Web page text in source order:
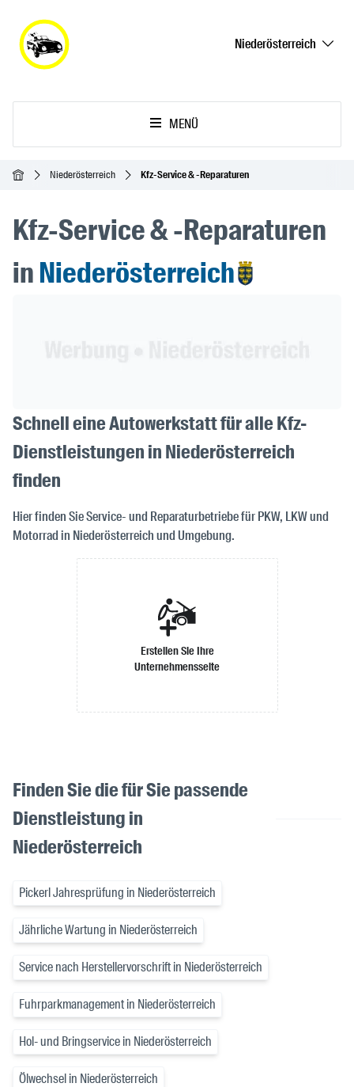
Niederösterreich
MENÜ
StartseiteNiederösterreich Kfz-Service & -Reparaturen
Kfz-Service & -Reparaturen
inNiederösterreich
Schnell eine Autowerkstatt für alle Kfz-
Dienstleistungen in Niederösterreich
finden
Hier finden Sie Service- und Reparaturbetriebe für PKW, LKW und
Motorrad in Niederösterreich und Umgebung.
Erstellen Sie Ihre
Unternehmensseite
Finden Sie die für Sie passende
Dienstleistung in
Niederösterreich
Pickerl Jahresprüfung in Niederösterreich
Jährliche Wartung in Niederösterreich
Service nach Herstellervorschrift in Niederösterreich
Fuhrparkmanagement in Niederösterreich
Hol- und Bringservice in Niederösterreich
Ölwechsel in Niederösterreich